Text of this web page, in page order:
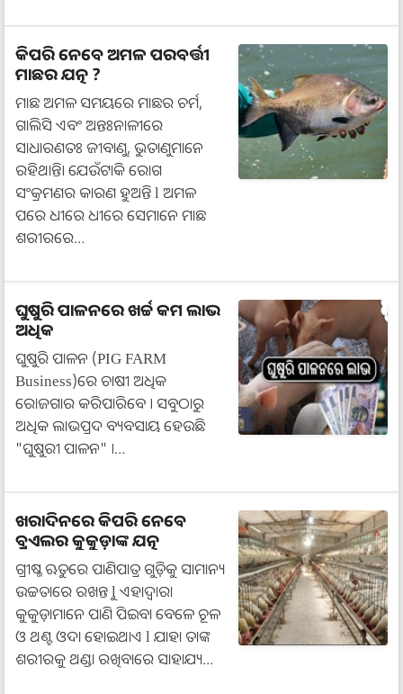
କିପରି ନେବେ ଅମଳ ପରବର୍ତ୍ତୀ
ମାଛର ଯତ୍ନ ?
ମାଛ ଅମଳ ସମୟରେ ମାଛର ଚର୍ମ,
ଗାଲିସି ଏବଂ ଅନ୍ତଃନାଳୀରେ
ସାଧାରଣତଃ ଜୀବାଣୁ, ଭୁତାଣୁମାନେ
ରହିଥାନ୍ତି। ଯେଉଁଟାକି ରୋଗ
ସଂକ୍ରମଣର କାରଣ ହୁଅନ୍ତି l ଅମଳ
ପରେ ଧୀରେ ଧୀରେ ସେମାନେ ମାଛ
ଶରୀରରେ…
ଘୁଷୁରି ପାଳନରେ ଖର୍ଚ୍ଚ କମ ଲାଭ
ଅଧିକ
ଘୁଷୁରି ପାଳନ (PIG FARM
Business)ରେ ଚାଷୀ ଅଧିକ
ରୋଜଗାର କରିପାରିବେ । ସବୁଠାରୁ
ଅଧିକ ଲାଭପ୍ରଦ ବ୍ୟବସାୟ ହେଉଛି
"ଘୁଷୁରୀ ପାଳନ" ।…
ଖରାଦିନରେ କିପରି ନେବେ
ବ୍ରଏଲର କୁକୁଡ଼ାଙ୍କ ଯତ୍ନ
ଗ୍ରୀଷ୍ମ ଋତୁରେ ପାଣିପାତ୍ର ଗୁଡ଼ିକୁ ସାମାନ୍ୟ
ଉଚ୍ଚତାରେ ରଖନ୍ତୁ l ଏହାଦ୍ୱାରା
କୁକୁଡ଼ାମାନେ ପାଣି ପିଇବା ବେଳେ ଚୂଳ
ଓ ଥଣ୍ଟ ଓଦା ହୋଇଥାଏ l ଯାହା ତାଙ୍କ
ଶରୀରକୁ ଥଣ୍ଡା ରଖିବାରେ ସାହାଯ୍ୟ…